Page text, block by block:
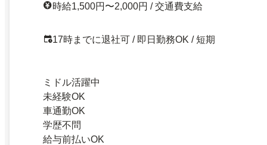
時給1,500円〜2,000円 / 交通費支給
17時までに退社可 / 即日勤務OK / 短期
ミドル活躍中
未経験OK
車通勤OK
学歴不問
給与前払いOK